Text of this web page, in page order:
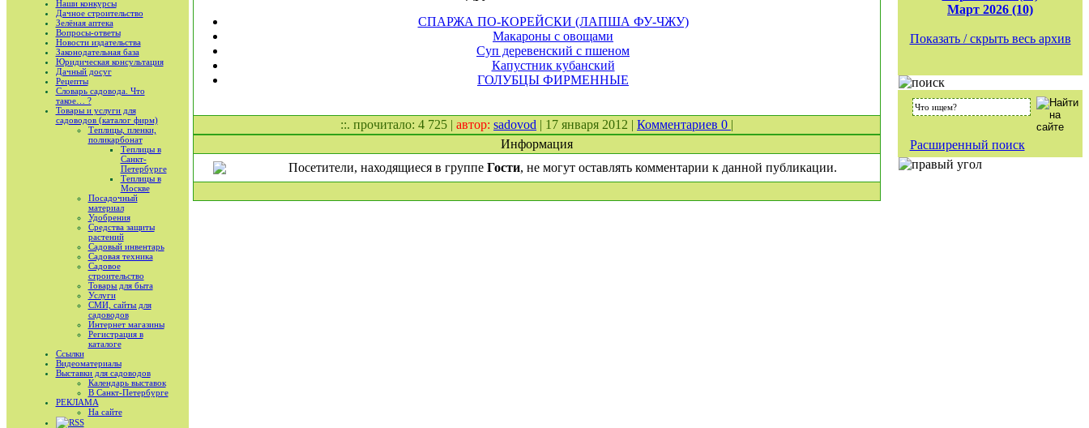
Наши конкурсы
Дачное строительство
Зелёная аптека
Вопросы-ответы
Новости издательства
Законодательная база
Юридическая консультация
Дачный досуг
Рецепты
Словарь садовода. Что
такое… ?
Товары и услуги для
садоводов (каталог фирм)
Теплицы, пленки,
поликарбонат
Теплицы в
Санкт-
Петербурге
Теплицы в
Москве
Посадочный
материал
Удобрения
Средства защиты
растений
Садовый инвентарь
Садовая техника
Садовое
строительство
Товары для быта
Услуги
СМИ, сайты для
садоводов
Интернет магазины
Регистрация в
каталоге
Ссылки
Видеоматериалы
Выставки для садоводов
Календарь выставок
В Санкт-Петербурге
РЕКЛАМА
На сайте
RSS
СПАРЖА ПО-КОРЕЙСКИ (ЛАПША ФУ-ЧЖУ)
Макароны с овощами
Суп деревенский с пшеном
Капустник кубанский
ГОЛУБЦЫ ФИРМЕННЫЕ
::. прочитало: 4 725 | автор: sadovod | 17 января 2012 | Комментариев 0 |
Информация
Посетители, находящиеся в группе Гости, не могут оставлять комментарии к данной публикации.
Март 2026 (10)
Показать / скрыть весь архив
Расширенный поиск